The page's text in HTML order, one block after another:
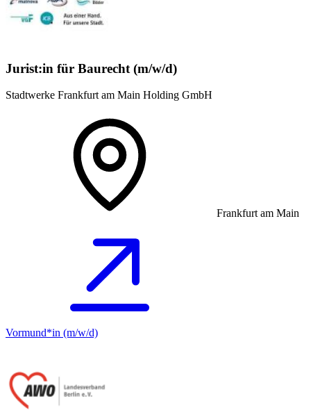
Jurist:in für Baurecht (m/w/d)
Stadtwerke Frankfurt am Main Holding GmbH
Frankfurt am Main
Vormund*in (m/w/d)